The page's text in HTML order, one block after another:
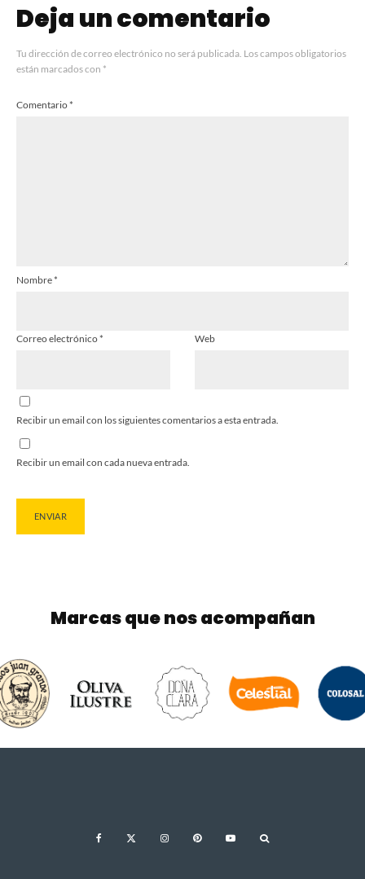
Deja un comentario
Tu dirección de correo electrónico no será publicada. Los campos obligatorios
están marcados con *
Comentario*
Nombre*
Correo electrónico* Web
Recibir un email con los siguientes comentarios a esta entrada.
Recibir un email con cada nueva entrada.
Marcas que nos acompañan